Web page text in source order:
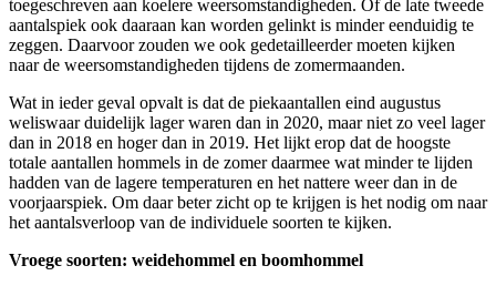
toegeschreven aan koelere weersomstandigheden. Of de late tweede
aantalspiek ook daaraan kan worden gelinkt is minder eenduidig te
zeggen. Daarvoor zouden we ook gedetailleerder moeten kijken
naar de weersomstandigheden tijdens de zomermaanden.
Wat in ieder geval opvalt is dat de piekaantallen eind augustus
weliswaar duidelijk lager waren dan in 2020, maar niet zo veel lager
dan in 2018 en hoger dan in 2019. Het lijkt erop dat de hoogste
totale aantallen hommels in de zomer daarmee wat minder te lijden
hadden van de lagere temperaturen en het nattere weer dan in de
voorjaarspiek. Om daar beter zicht op te krijgen is het nodig om naar
het aantalsverloop van de individuele soorten te kijken.
Vroege soorten: weidehommel en boomhommel